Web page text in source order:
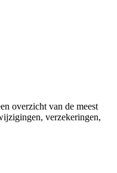
overzicht van de meest
verzekeringen,